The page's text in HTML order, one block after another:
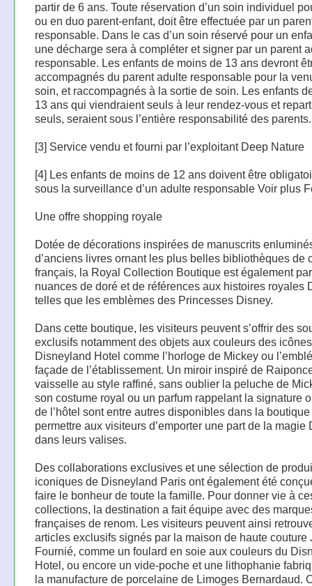
partir de 6 ans. Toute réservation d’un soin individuel
ou en duo parent-enfant, doit être effectuée par un
responsable. Dans le cas d’un soin réservé pour un
une décharge sera à compléter et signer par un parent
responsable. Les enfants de moins de 13 ans devront
accompagnés du parent adulte responsable pour la
soin, et raccompagnés à la sortie de soin. Les enfants
13 ans qui viendraient seuls à leur rendez-vous et
seuls, seraient sous l’entière responsabilité des parents.
[3] Service vendu et fourni par l’exploitant Deep Nature
[4] Les enfants de moins de 12 ans doivent être
sous la surveillance d’un adulte responsable Voir plus
Une offre shopping royale
Dotée de décorations inspirées de manuscrits
d’anciens livres ornant les plus belles bibliothèques de
français, la Royal Collection Boutique est également
nuances de doré et de références aux histoires royales
telles que les emblèmes des Princesses Disney.
Dans cette boutique, les visiteurs peuvent s’offrir des
exclusifs notamment des objets aux couleurs des
Disneyland Hotel comme l’horloge de Mickey ou
façade de l’établissement. Un miroir inspiré de
vaisselle au style raffiné, sans oublier la peluche de
son costume royal ou un parfum rappelant la signature
de l’hôtel sont entre autres disponibles dans la
permettre aux visiteurs d’emporter une part de la magie
dans leurs valises.
Des collaborations exclusives et une sélection de
iconiques de Disneyland Paris ont également été
faire le bonheur de toute la famille. Pour donner vie à
collections, la destination a fait équipe avec des
françaises de renom. Les visiteurs peuvent ainsi
articles exclusifs signés par la maison de haute couture
Fournié, comme un foulard en soie aux couleurs du
Hotel, ou encore un vide-poche et une lithophanie
la manufacture de porcelaine de Limoges Bernardaud.